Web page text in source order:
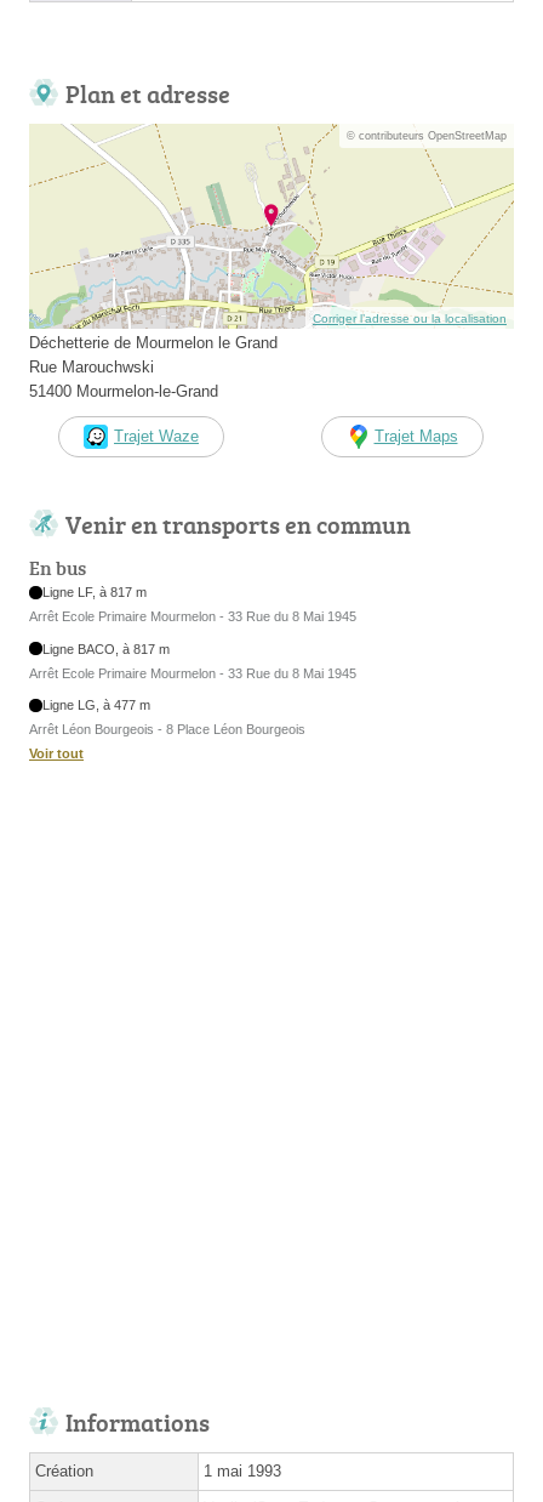
Plan et adresse
© contributeurs OpenStreetMap
Corriger l’adresse ou la localisation
Déchetterie de Mourmelon le Grand
Rue Marouchwski
51400 Mourmelon-le-Grand
Trajet Waze Trajet Maps
Venir en transports en commun
En bus
Ligne LF, à 817 m
Arrêt Ecole Primaire Mourmelon - 33 Rue du 8 Mai 1945
Ligne BACO, à 817 m
Arrêt Ecole Primaire Mourmelon - 33 Rue du 8 Mai 1945
Ligne LG, à 477 m
Arrêt Léon Bourgeois - 8 Place Léon Bourgeois
Voir tout
Informations
Création 1 mai 1993